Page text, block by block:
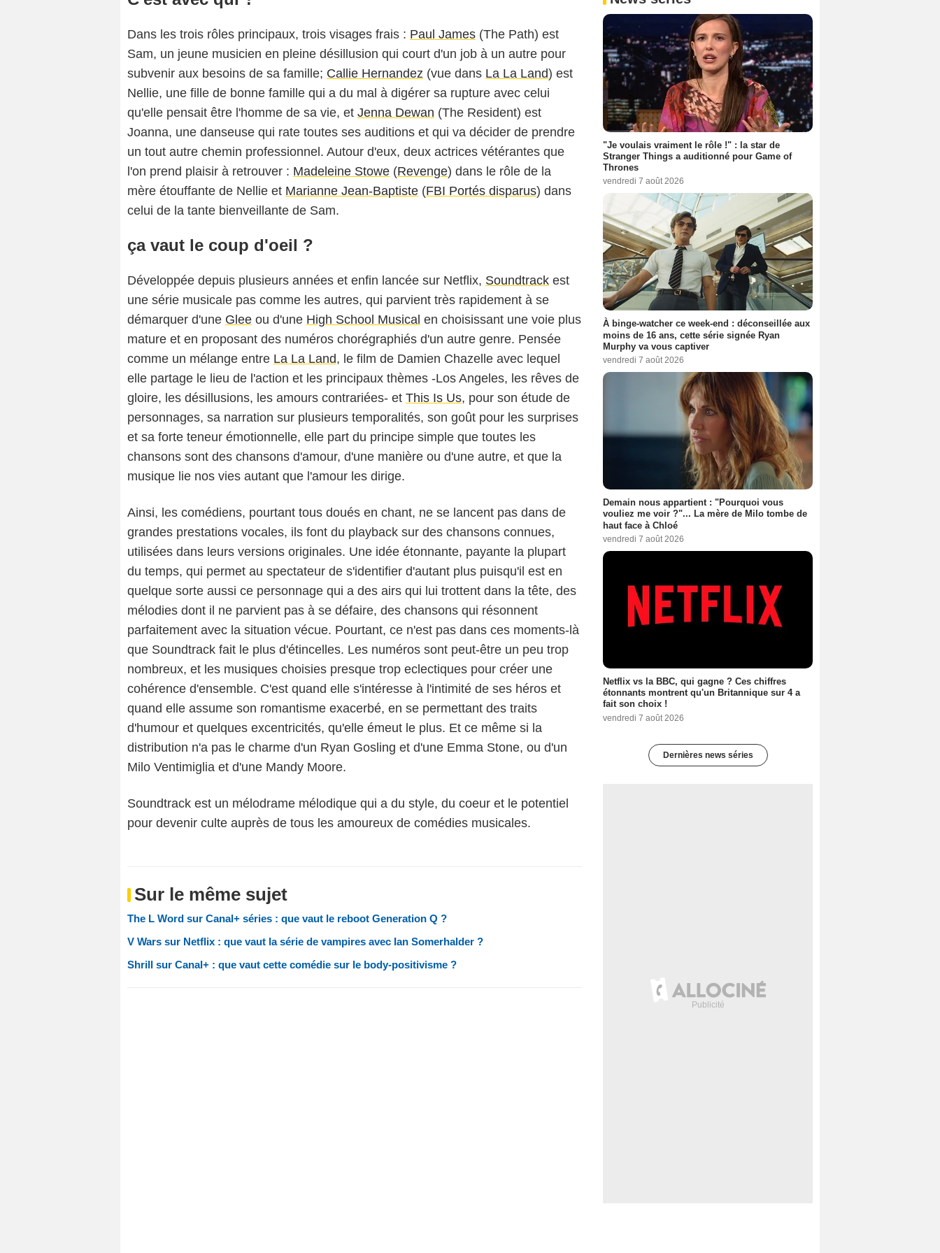
Dans les trois rôles principaux, trois visages frais : Paul James (The Path) est
Sam, un jeune musicien en pleine désillusion qui court d'un job à un autre pour
subvenir aux besoins de sa famille; Callie Hernandez (vue dans La La Land) est
Nellie, une fille de bonne famille qui a du mal à digérer sa rupture avec celui
qu'elle pensait être l'homme de sa vie, et Jenna Dewan (The Resident) est
Joanna, une danseuse qui rate toutes ses auditions et qui va décider de prendre
un tout autre chemin professionnel. Autour d'eux, deux actrices vétérantes que
l'on prend plaisir à retrouver : Madeleine Stowe (Revenge) dans le rôle de la
mère étouffante de Nellie et Marianne Jean-Baptiste (FBI Portés disparus) dans
celui de la tante bienveillante de Sam.
ça vaut le coup d'oeil ?
Développée depuis plusieurs années et enfin lancée sur Netflix, Soundtrack est
une série musicale pas comme les autres, qui parvient très rapidement à se
démarquer d'une Glee ou d'une High School Musical en choisissant une voie plus
mature et en proposant des numéros chorégraphiés d'un autre genre. Pensée
comme un mélange entre La La Land, le film de Damien Chazelle avec lequel
elle partage le lieu de l'action et les principaux thèmes -Los Angeles, les rêves de
gloire, les désillusions, les amours contrariées- et This Is Us, pour son étude de
personnages, sa narration sur plusieurs temporalités, son goût pour les surprises
et sa forte teneur émotionnelle, elle part du principe simple que toutes les
chansons sont des chansons d'amour, d'une manière ou d'une autre, et que la
musique lie nos vies autant que l'amour les dirige.
Ainsi, les comédiens, pourtant tous doués en chant, ne se lancent pas dans de
grandes prestations vocales, ils font du playback sur des chansons connues,
utilisées dans leurs versions originales. Une idée étonnante, payante la plupart
du temps, qui permet au spectateur de s'identifier d'autant plus puisqu'il est en
quelque sorte aussi ce personnage qui a des airs qui lui trottent dans la tête, des
mélodies dont il ne parvient pas à se défaire, des chansons qui résonnent
parfaitement avec la situation vécue. Pourtant, ce n'est pas dans ces moments-là
que Soundtrack fait le plus d'étincelles. Les numéros sont peut-être un peu trop
nombreux, et les musiques choisies presque trop eclectiques pour créer une
cohérence d'ensemble. C'est quand elle s'intéresse à l'intimité de ses héros et
quand elle assume son romantisme exacerbé, en se permettant des traits
d'humour et quelques excentricités, qu'elle émeut le plus. Et ce même si la
distribution n'a pas le charme d'un Ryan Gosling et d'une Emma Stone, ou d'un
Milo Ventimiglia et d'une Mandy Moore.
Soundtrack est un mélodrame mélodique qui a du style, du coeur et le potentiel
pour devenir culte auprès de tous les amoureux de comédies musicales.
Sur le même sujet
The L Word sur Canal+ séries : que vaut le reboot Generation Q ?
V Wars sur Netflix : que vaut la série de vampires avec Ian Somerhalder ?
Shrill sur Canal+ : que vaut cette comédie sur le body-positivisme ?
"Je voulais vraiment le rôle !" : la star de
Stranger Things a auditionné pour Game of
Thrones
vendredi 7 août 2026
À binge-watcher ce week-end : déconseillée aux
moins de 16 ans, cette série signée Ryan
Murphy va vous captiver
vendredi 7 août 2026
Demain nous appartient : "Pourquoi vous
vouliez me voir ?"... La mère de Milo tombe de
haut face à Chloé
vendredi 7 août 2026
Netflix vs la BBC, qui gagne ? Ces chiffres
étonnants montrent qu'un Britannique sur 4 a
fait son choix !
vendredi 7 août 2026
Dernières news séries